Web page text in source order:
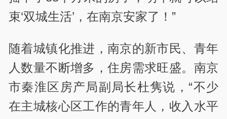
束‘双城生活’，在南京安家了！”
随着城镇化推进，南京的新市民、青年
人数量不断增多，住房需求旺盛。南京
市秦淮区房产局副局长杜隽说，“不少
在主城核心区工作的青年人，收入水平